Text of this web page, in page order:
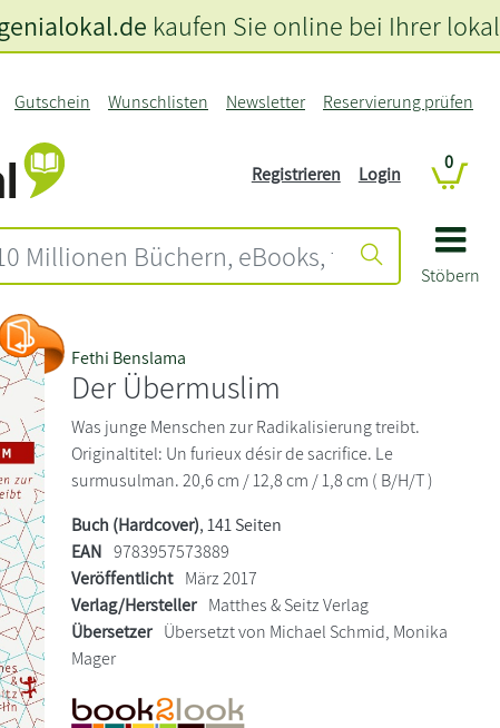
Stöbern
Gutschein Wunschlisten Newsletter Reservierung prüfen
Registrieren Login
0
kaufen Sie online bei Ihrer
Fethi Benslama
Der Übermuslim
Was junge Menschen zur Radikalisierung treibt.
Originaltitel: Un furieux désir de sacrifice. Le
surmusulman. 20,6 cm / 12,8 cm / 1,8 cm ( B/H/T )
Buch (Hardcover), 141 Seiten
EAN 9783957573889
Veröffentlicht März 2017
Verlag/Hersteller Matthes & Seitz Verlag
Übersetzer Übersetzt von Michael Schmid, Monika
Mager